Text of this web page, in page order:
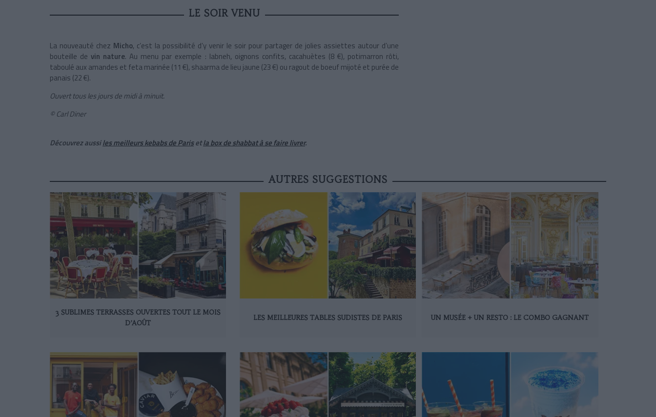
LE SOIR VENU
La nouveauté chez Micho, c’est la possibilité d’y venir le soir pour partager de jolies assiettes autour d’une
bouteille devin nature. Au menu par exemple : labneh, oignons confits, cacahuètes (8 €), potimarron rôti,
taboulé aux amandes et feta marinée (11 €), shaarma de lieu jaune (23 €) ou ragout de boeuf mijoté et purée de
panais (22 €).
Ouvert tous les jours de midi à minuit.
© Carl Diner
Découvrez aussiles meilleurs kebabs de Parisetla box de shabbat à se faire livrer.
AUTRES SUGGESTIONS
3 SUBLIMES TERRASSES OUVERTES TOUT LE MOIS
D’AOÛT
LES MEILLEURES TABLES SUDISTES DE PARIS UN MUSÉE + UN RESTO : LE COMBO GAGNANT